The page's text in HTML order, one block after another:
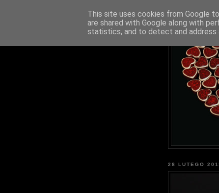
28 LUTEGO
This site uses cookies from Google
are shared with Google along with
statistics, and to detect and address